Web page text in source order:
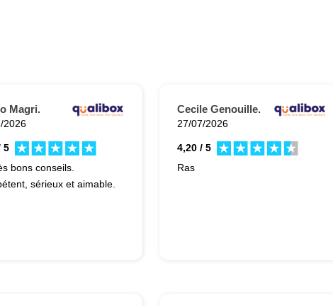
Magri.
2026
5
bons conseils.
sérieux et aimable.
Cecile Genouille.
27/07/2026
4,20 / 5
Ras